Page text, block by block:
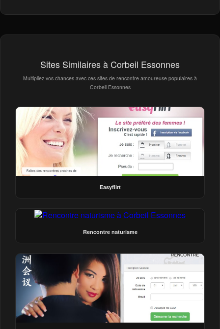
Sites Similaires à Corbeil Essonnes
Multipliez vos chances avec ces sites de rencontre amoureuse populaires à
Corbeil Essonnes
Easyflirt
Rencontre naturisme